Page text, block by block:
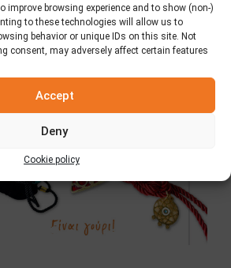
improve browsing experience and to show (non-)
to these technologies will allow us to
behavior or unique IDs on this site. Not
consent, may adversely affect certain features
Accept
Deny
Cookie policy
2020